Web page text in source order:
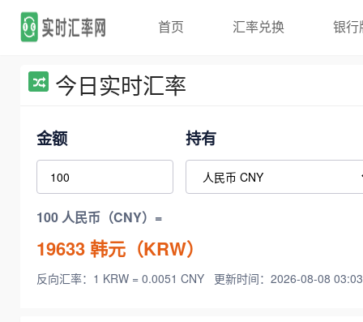
首页 汇率兑换 银行
今日实时汇率
金额 持有
100 人民币（CNY）=
19633韩元（KRW）
反向汇率：1 KRW = 0.0051 CNY 更新时间：2026-08-08